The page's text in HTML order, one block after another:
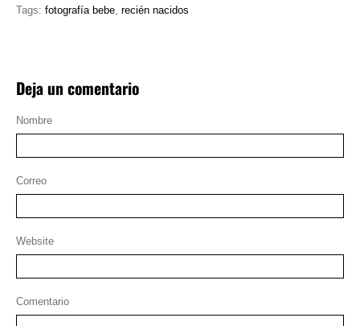
Tags: fotografía bebe, recién nacidos
Deja un comentario
Nombre
Correo
Website
Comentario